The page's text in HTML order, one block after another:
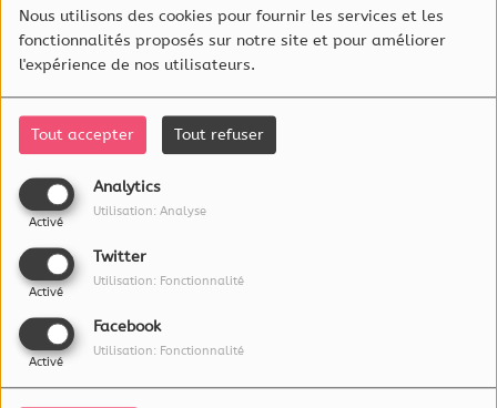
Nous utilisons des cookies pour fournir les services et les
fonctionnalités proposés sur notre site et pour améliorer
l'expérience de nos utilisateurs.
Tout accepter Tout refuser
Analytics
Activé
Utilisation: Analyse
Twitter
Activé
Utilisation: Fonctionnalité
Facebook
Activé
Utilisation: Fonctionnalité
Se connecter
Mot de passe oublié ?
À PROPOS
L'essentiel Radio est éditée par :
RadioLux S.A.
115a, rue Emile Mark
4620 Differdange
Luxembourg